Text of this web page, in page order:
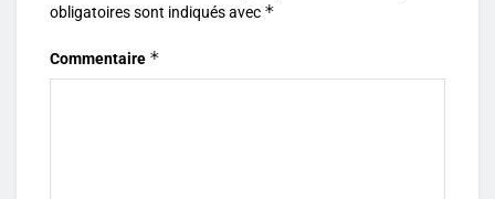
obligatoires sont indiqués avec *
Commentaire *